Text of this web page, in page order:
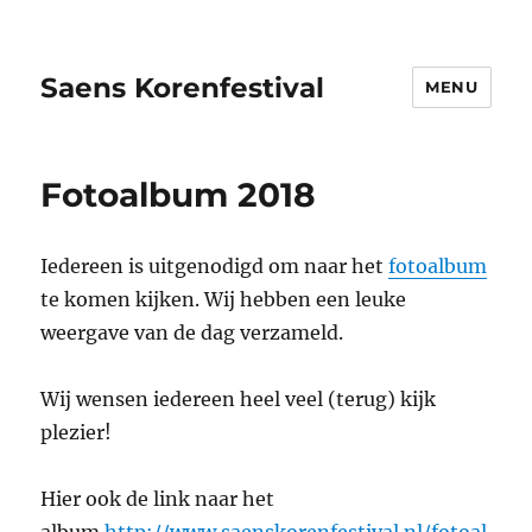
Saens Korenfestival MENU
Fotoalbum 2018
Iedereen is uitgenodigd om naar hetfotoalbum
te komen kijken. Wij hebben een leuke
weergave van de dag verzameld.
Wij wensen iedereen heel veel (terug) kijk
plezier!
Hier ook de link naar het